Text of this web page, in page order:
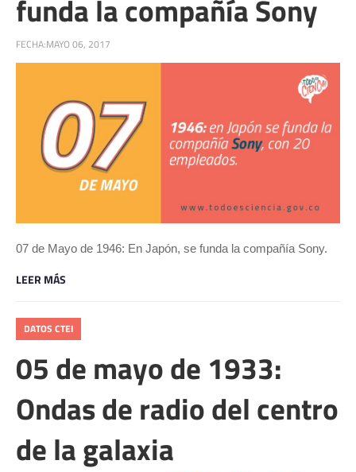
funda la compañía Sony
FECHA:MAYO 06, 2017
07 de Mayo de 1946: En Japón, se funda la compañía Sony.
LEER MÁS
DATOS CTEI
05 de mayo de 1933:
Ondas de radio del centro
de la galaxia